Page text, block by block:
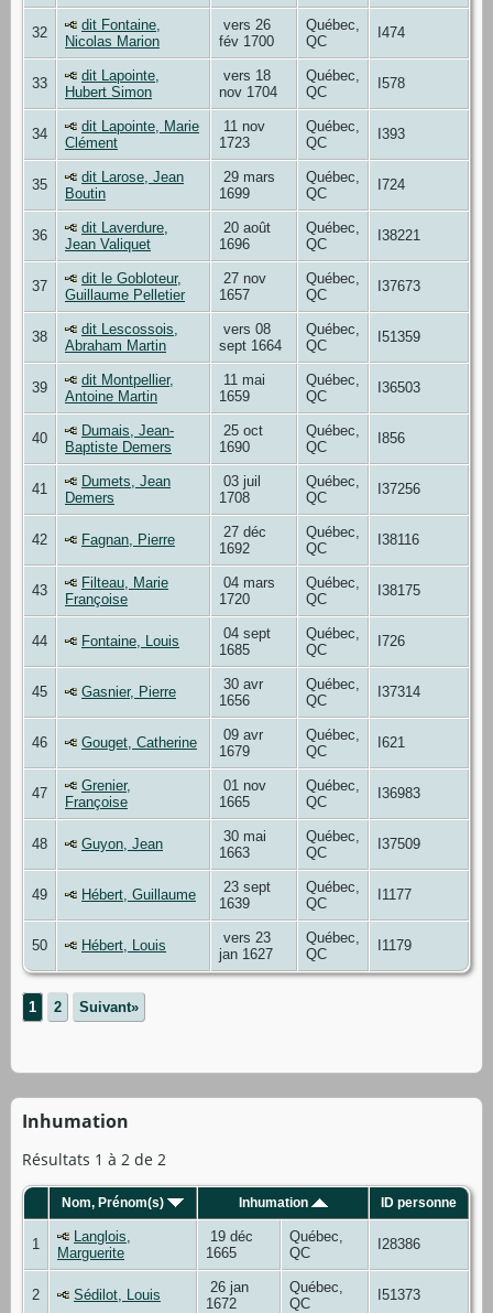
32
dit Fontaine,
Nicolas Marion
vers 26
fév 1700
Québec,
QC
I474
33
dit Lapointe,
Hubert Simon
vers 18
nov 1704
Québec,
QC
I578
34
dit Lapointe, Marie
Clément
11 nov
1723
Québec,
QC
I393
35
dit Larose, Jean
Boutin
29 mars
1699
Québec,
QC
I724
36
dit Laverdure,
Jean Valiquet
20 août
1696
Québec,
QC
I38221
37
dit le Gobloteur,
Guillaume Pelletier
27 nov
1657
Québec,
QC
I37673
38
dit Lescossois,
Abraham Martin
vers 08
sept 1664
Québec,
QC
I51359
39
dit Montpellier,
Antoine Martin
11 mai
1659
Québec,
QC
I36503
40
Dumais, Jean-
Baptiste Demers
25 oct
1690
Québec,
QC
I856
41
Dumets, Jean
Demers
03 juil
1708
Québec,
QC
I37256
42 Fagnan, Pierre
27 déc
1692
Québec,
QC
I38116
43
Filteau, Marie
Françoise
04 mars
1720
Québec,
QC
I38175
44 Fontaine, Louis
04 sept
1685
Québec,
QC
I726
45 Gasnier, Pierre
30 avr
1656
Québec,
QC
I37314
46 Gouget, Catherine
09 avr
1679
Québec,
QC
I621
47
Grenier,
Françoise
01 nov
1665
Québec,
QC
I36983
48 Guyon, Jean
30 mai
1663
Québec,
QC
I37509
49 Hébert, Guillaume
23 sept
1639
Québec,
QC
I1177
50 Hébert, Louis
vers 23
jan 1627
Québec,
QC
I1179
1 2 Suivant»
Inhumation
Résultats 1 à 2 de 2
Nom, Prénom(s) Inhumation ID personne
1
Langlois,
Marguerite
19 déc
1665
Québec,
QC
I28386
2 Sédilot, Louis
26 jan
1672
Québec,
QC
I51373